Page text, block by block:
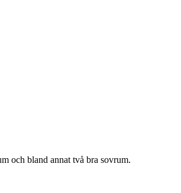
och bland annat två bra sovrum.